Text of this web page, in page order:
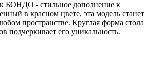
БОНДО - стильное дополнение к
в красном цвете, эта модель станет
пространстве. Круглая форма стола
подчеркивает его уникальность.